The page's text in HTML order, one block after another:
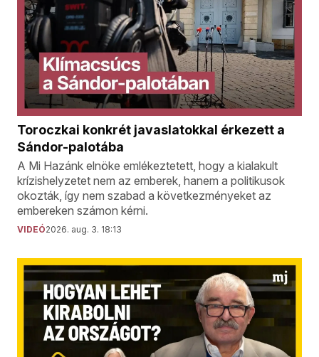
Toroczkai konkrét javaslatokkal érkezett a
Sándor-palotába
A Mi Hazánk elnöke emlékeztetett, hogy a kialakult
krízishelyzetet nem az emberek, hanem a politikusok
okozták, így nem szabad a következményeket az
embereken számon kérni.
VIDEÓ2026. aug. 3. 18:13